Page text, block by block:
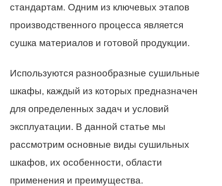
стандартам. Одним из ключевых этапов
производственного процесса является
сушка материалов и готовой продукции.
Используются разнообразные сушильные
шкафы, каждый из которых предназначен
для определенных задач и условий
эксплуатации. В данной статье мы
рассмотрим основные виды сушильных
шкафов, их особенности, области
применения и преимущества.